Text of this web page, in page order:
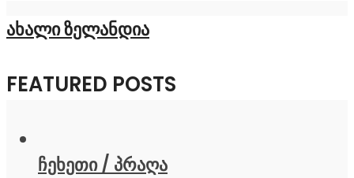
ახალი ზელანდია
FEATURED POSTS
ჩეხეთი / პრაღა